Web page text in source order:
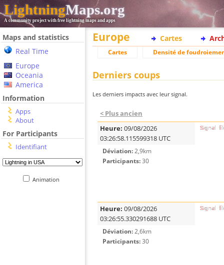
LightningMaps.org
A community project with free lightning maps and apps
Maps and statistics
Real Time
Europe
Oceania
America
Information
Apps
About
For Participants
Identifiant
Animation
Europe Cartes
Cartes Densité de
Derniers coups
Les derniers impacts avec leur signal.
< Plus ancien
Heure: 09/08/2026
03:26:58.115599318 UTC
Déviation:2,9km
Participants:30
Heure: 09/08/2026
03:26:55.330291688 UTC
Déviation:2,6km
Participants:30